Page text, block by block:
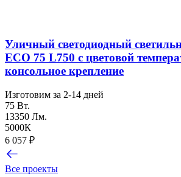
Уличный светодиодный
ECO 75 L750 с цветовой
консольное крепление
Изготовим за 2-14 дней
75 Вт.
13350 Лм.
5000К
6 057 ₽
Все проекты